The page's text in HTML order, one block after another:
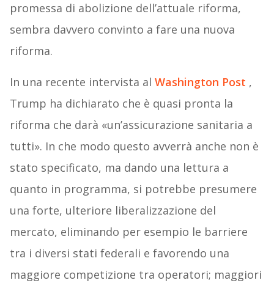
promessa di abolizione dell’attuale riforma,
sembra davvero convinto a fare una nuova
riforma.
In una recente intervista al Washington Post ,
Trump ha dichiarato che è quasi pronta la
riforma che darà «un’assicurazione sanitaria a
tutti». In che modo questo avverrà anche non è
stato specificato, ma dando una lettura a
quanto in programma, si potrebbe presumere
una forte, ulteriore liberalizzazione del
mercato, eliminando per esempio le barriere
tra i diversi stati federali e favorendo una
maggiore competizione tra operatori; maggiori